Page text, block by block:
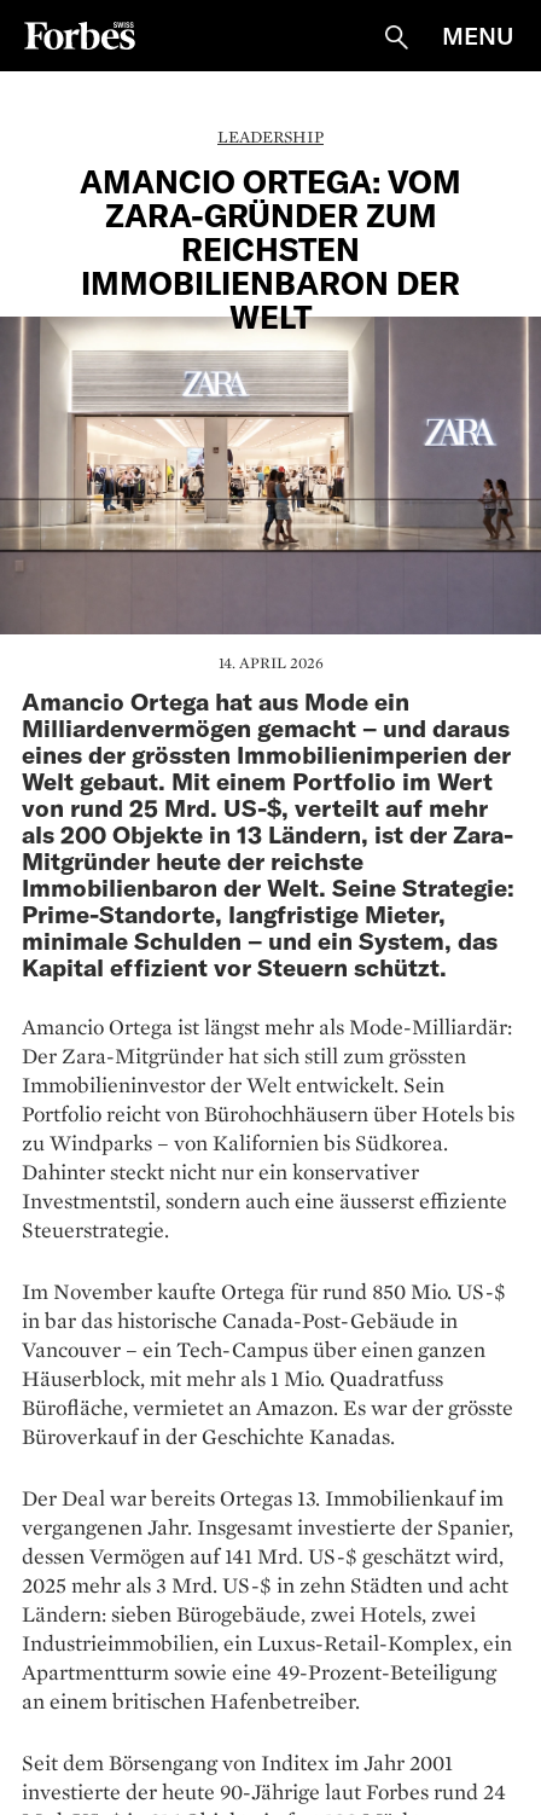
Suche
MENU
LEADERSHIP
AMANCIO ORTEGA: VOM
ZARA-GRÜNDER ZUM
REICHSTEN
IMMOBILIENBARON DER
WELT
14. APRIL 2026
Amancio Ortega hat aus Mode ein
Milliardenvermögen gemacht – und daraus
eines der grössten Immobilienimperien der
Welt gebaut. Mit einem Portfolio im Wert
von rund 25 Mrd. US-$, verteilt auf mehr
als 200 Objekte in 13 Ländern, ist der Zara-
Mitgründer heute der reichste
Immobilienbaron der Welt. Seine Strategie:
Prime-Standorte, langfristige Mieter,
minimale Schulden – und ein System, das
Kapital effizient vor Steuern schützt.
Amancio Ortega ist längst mehr als Mode-Milliardär:
Der Zara-Mitgründer hat sich still zum grössten
Immobilieninvestor der Welt entwickelt. Sein
Portfolio reicht von Bürohochhäusern über Hotels bis
zu Windparks – von Kalifornien bis Südkorea.
Dahinter steckt nicht nur ein konservativer
Investmentstil, sondern auch eine äusserst effiziente
Steuerstrategie.
Im November kaufte Ortega für rund 850 Mio. US-$
in bar das historische Canada-Post-Gebäude in
Vancouver – ein Tech-Campus über einen ganzen
Häuserblock, mit mehr als 1 Mio. Quadratfuss
Bürofläche, vermietet an Amazon. Es war der grösste
Büroverkauf in der Geschichte Kanadas.
Der Deal war bereits Ortegas 13. Immobilienkauf im
vergangenen Jahr. Insgesamt investierte der Spanier,
dessen Vermögen auf 141 Mrd. US-$ geschätzt wird,
2025 mehr als 3 Mrd. US-$ in zehn Städten und acht
Ländern: sieben Bürogebäude, zwei Hotels, zwei
Industrieimmobilien, ein Luxus-Retail-Komplex, ein
Apartmentturm sowie eine 49-Prozent-Beteiligung
an einem britischen Hafenbetreiber.
Seit dem Börsengang von Inditex im Jahr 2001
investierte der heute 90-Jährige laut Forbes rund 24